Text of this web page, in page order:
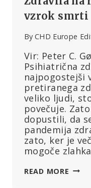
vzrok smrti
By CHD Europe
Vir: Peter C.
Psihiatrična
najpogostejši
pretiranega
veliko ljudi,
povečuje.
dopustili, da
pandemija
zato, ker je
mogoče
READ MORE